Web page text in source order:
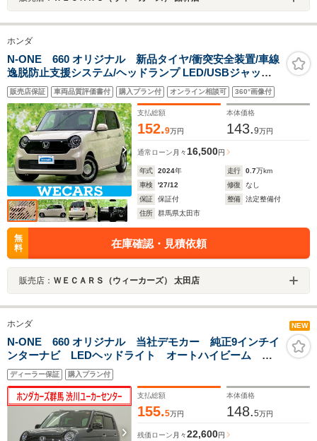
ホンダ
N-ONE 660 オリジナル 新品タイヤ/衝突安全装置/車線
逸脱防止支援システム/ヘッドランプ LED/USBジャッ
ク/EBD付ABS/横滑り防止装置/ホンダセンシング/禁煙車/
エアバッグ 運転席/エアバッグ 助手席
販売店保証 車両品質評価書付 購入プラン付 オンライン相談可 360°画像付
支払総額
152.9万円
本体価格
143.9万円
通常ローン 月々16,500円
年式 2024年 走行 0.7万km
車検
'27/12 修復
なし
保証
保証付 整備
法定整備付
住所
群馬県太田市
無
料
在庫確認・見積依頼
販売店： ＷＥＣＡＲＳ（ウィーカーズ） 太田店
ホンダ NEW
N-ONE 660 オリジナル 当社デモカー 純正9インチイ
ンターナビ LEDヘッドライト オートハイビーム 渋
滞追従機能付きACC レーンキープアシスト 衝突軽減
ブレーキ 誤発進抑制機能 パーキングセンサー ETC
ディーラー保証 購入プラン付
支払総額
155.5万円
本体価格
148.5万円
残価ローン 月々22,600円